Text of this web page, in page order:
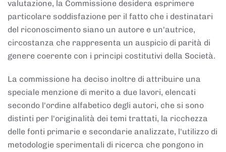
valutazione, la Commissione desidera esprimere
particolare soddisfazione per il fatto che i destinatari
del riconoscimento siano un autore e un'autrice,
circostanza che rappresenta un auspicio di parità di
genere coerente con i principi costitutivi della Società.
La commissione ha deciso inoltre di attribuire una
speciale menzione di merito a due lavori, elencati
secondo l'ordine alfabetico degli autori, che si sono
distinti per l'originalità dei temi trattati, la ricchezza
delle fonti primarie e secondarie analizzate, l'utilizzo di
metodologie sperimentali di ricerca che pongono in